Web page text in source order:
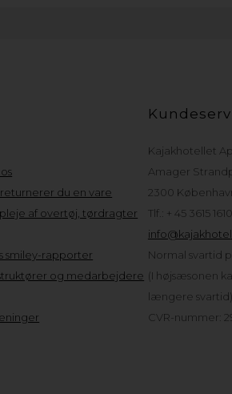
du en vare
af overtøj, tørdragter
smiley-rapporter
og medarbejdere
Kajakhotellet
Amager
2300
Tlf.: + 45 3615 1610
Normal svartid
(I højsæsonen
længere svartid)
CVR-nummer: